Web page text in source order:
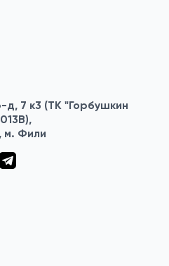
7 к3 (ТК "Горбушкин
м. Фили